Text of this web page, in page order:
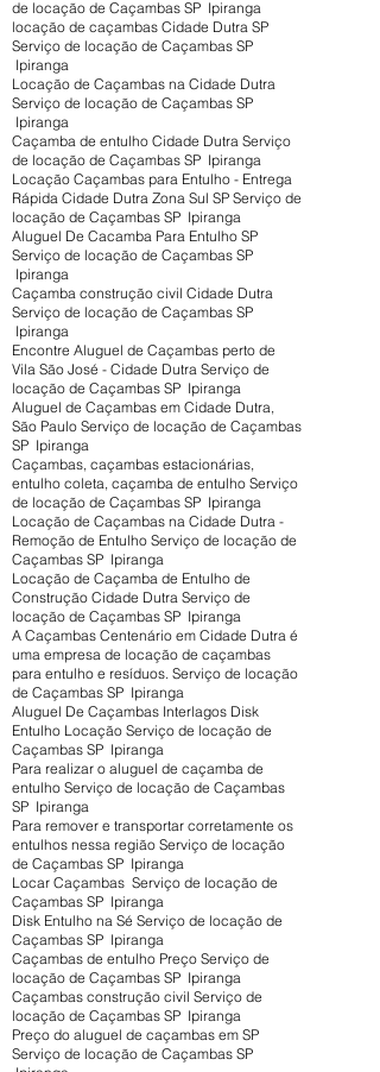
de locação de Caçambas SP Ipiranga
locação de caçambas Cidade Dutra SP
Serviço de locação de Caçambas SP
Ipiranga
Locação de Caçambas na Cidade Dutra
Serviço de locação de Caçambas SP
Ipiranga
Caçamba de entulho Cidade Dutra Serviço
de locação de Caçambas SP Ipiranga
Locação Caçambas para Entulho - Entrega
Rápida Cidade Dutra Zona Sul SP Serviço de
locação de Caçambas SP Ipiranga
Aluguel De Cacamba Para Entulho SP
Serviço de locação de Caçambas SP
Ipiranga
Caçamba construção civil Cidade Dutra
Serviço de locação de Caçambas SP
Ipiranga
Encontre Aluguel de Caçambas perto de
Vila São José - Cidade Dutra Serviço de
locação de Caçambas SP Ipiranga
Aluguel de Caçambas em Cidade Dutra,
São Paulo Serviço de locação de Caçambas
SP Ipiranga
Caçambas, caçambas estacionárias,
entulho coleta, caçamba de entulho Serviço
de locação de Caçambas SP Ipiranga
Locação de Caçambas na Cidade Dutra -
Remoção de Entulho Serviço de locação de
Caçambas SP Ipiranga
Locação de Caçamba de Entulho de
Construção Cidade Dutra Serviço de
locação de Caçambas SP Ipiranga
A Caçambas Centenário em Cidade Dutra é
uma empresa de locação de caçambas
para entulho e resíduos. Serviço de locação
de Caçambas SP Ipiranga
Aluguel De Caçambas Interlagos Disk
Entulho Locação Serviço de locação de
Caçambas SP Ipiranga
Para realizar o aluguel de caçamba de
entulho Serviço de locação de Caçambas
SP Ipiranga
Para remover e transportar corretamente os
entulhos nessa região Serviço de locação
de Caçambas SP Ipiranga
Locar Caçambas Serviço de locação de
Caçambas SP Ipiranga
Disk Entulho na Sé Serviço de locação de
Caçambas SP Ipiranga
Caçambas de entulho Preço Serviço de
locação de Caçambas SP Ipiranga
Caçambas construção civil Serviço de
locação de Caçambas SP Ipiranga
Preço do aluguel de caçambas em SP
Serviço de locação de Caçambas SP